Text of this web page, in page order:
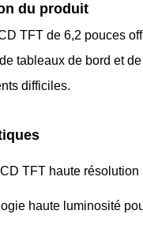
du produit
TFT de 6,2 pouces
tableaux de bord et
difficiles.
TFT haute
haute luminosité